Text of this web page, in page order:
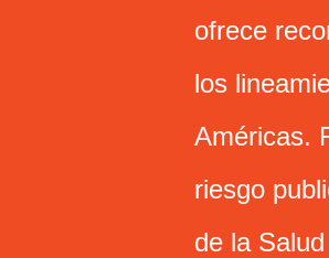
ofrece
los
Américas.
riesgo
de la